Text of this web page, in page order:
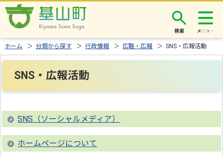
検索
ホーム ＞分類から探す ＞行政情報 ＞広聴・広報 ＞ SNS・広報活動
SNS・広報活動
SNS（ソーシャルメディア）
ホームページについて